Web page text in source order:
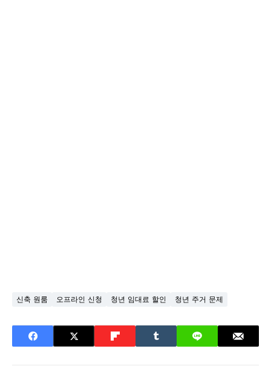
신축 원룸 오프라인 신청 청년 임대료 할인 청년 주거 문제